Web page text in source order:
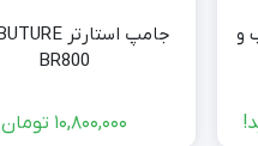
و
BR800
10,800,000 تومان